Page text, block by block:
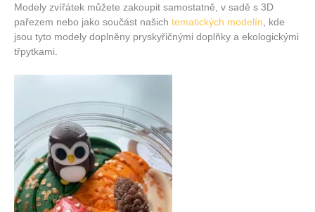
Modely zvířátek můžete zakoupit samostatně, v sadě s 3D
pařezem nebo jako součást našich tematických modelín, kde
jsou tyto modely doplněny pryskyřičnými doplňky a ekologickými
třpytkami.